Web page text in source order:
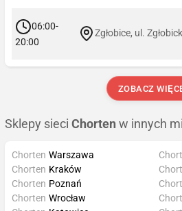
06:00-
20:00
Zgłobice, ul.
ZOBACZ
Sklepy sieci Chorten w innych
Chorten Warszawa
Chorten Kraków
Chorten Poznań
Chorten Wrocław